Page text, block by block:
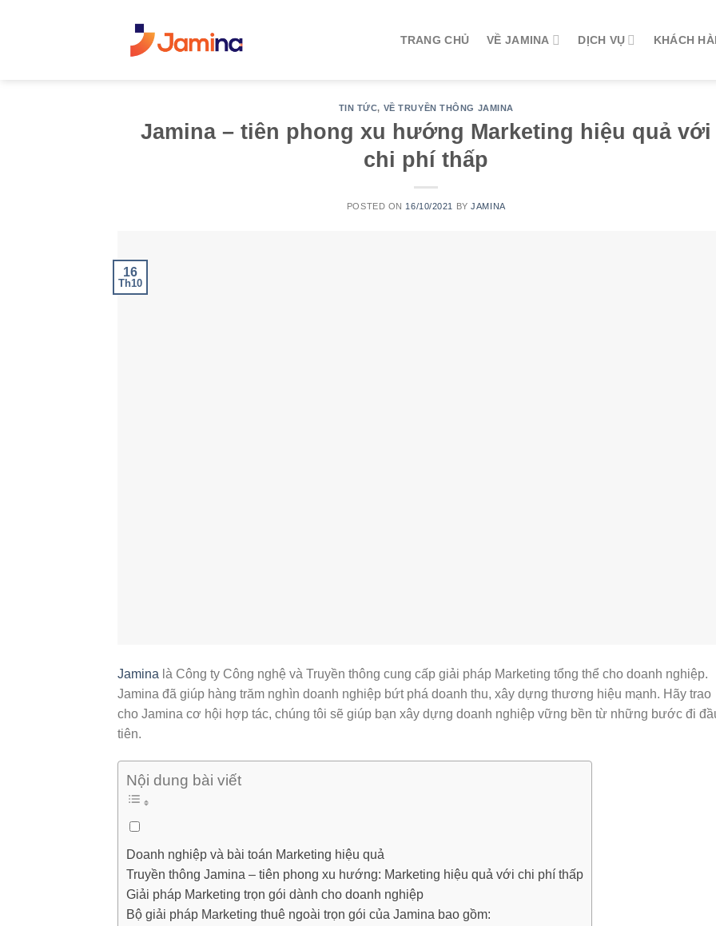
TRANG CHỦ VỀ JAMINA DỊCH VỤ KHÁCH
TIN TỨC, VỀ TRUYỀN THÔNG JAMINA
Jamina – tiên phong xu hướng Marketing hiệu quả với
chi phí thấp
POSTED ON 16/10/2021 BYJAMINA
16
Th10
Jamina là Công ty Công nghệ và Truyền thông cung cấp giải pháp Marketing tổng thể cho doanh nghiệp.
Jamina đã giúp hàng trăm nghìn doanh nghiệp bứt phá doanh thu, xây dựng thương hiệu mạnh. Hãy trao
cho Jamina cơ hội hợp tác, chúng tôi sẽ giúp bạn xây dựng doanh nghiệp vững bền từ những bước đi
tiên.
Nội dung bài viết
Doanh nghiệp và bài toán Marketing hiệu quả
Truyền thông Jamina – tiên phong xu hướng: Marketing hiệu quả với chi phí thấp
Giải pháp Marketing trọn gói dành cho doanh nghiệp
Bộ giải pháp Marketing thuê ngoài trọn gói của Jamina bao gồm: